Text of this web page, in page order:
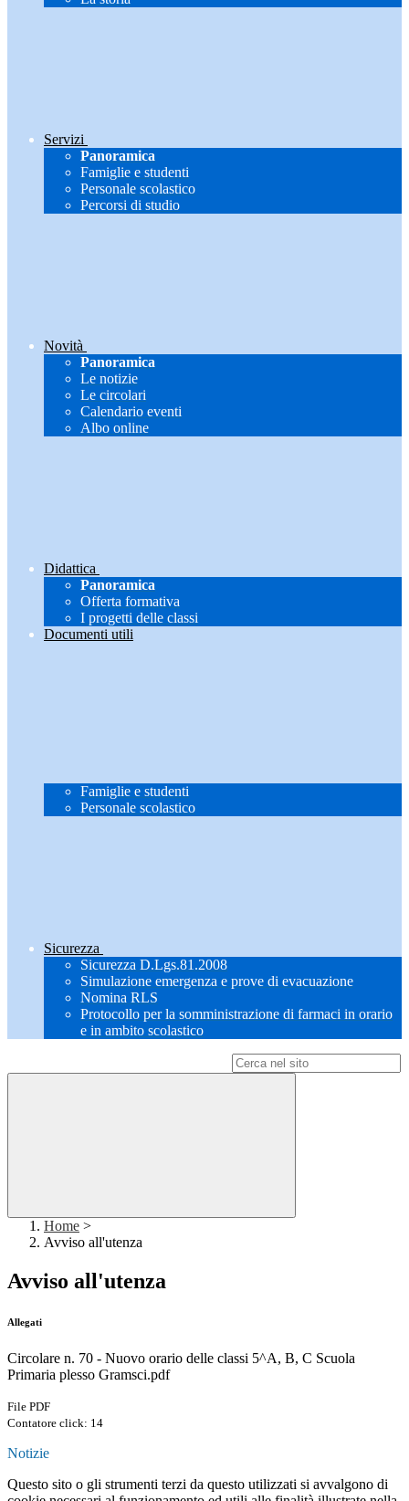
Servizi
Panoramica
Famiglie e studenti
Personale scolastico
Percorsi di studio
Novità
Panoramica
Le notizie
Le circolari
Calendario eventi
Albo online
Didattica
Panoramica
Offerta formativa
I progetti delle classi
Documenti utili
Famiglie e studenti
Personale scolastico
Sicurezza
Sicurezza D.Lgs.81.2008
Simulazione emergenza e prove di evacuazione
Nomina RLS
Protocollo per la somministrazione di farmaci in orario
e in ambito scolastico
Home >
Avviso all'utenza
Avviso all'utenza
Allegati
Circolare n. 70 - Nuovo orario delle classi 5^A, B, C Scuola
Primaria plesso Gramsci.pdf
File PDF
Contatore click: 14
Notizie
Questo sito o gli strumenti terzi da questo utilizzati si avvalgono di